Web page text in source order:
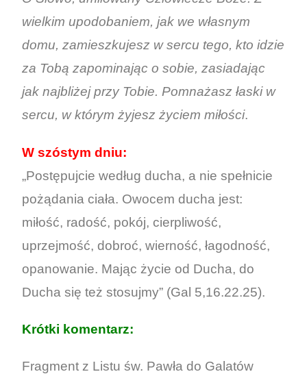
wielkim upodobaniem, jak we własnym
domu, zamieszkujesz w sercu tego, kto idzie
za Tobą zapominając o sobie, zasiadając
jak najbliżej przy Tobie. Pomnażasz łaski w
sercu, w którym żyjesz życiem miłości.
W szóstym dniu:
„Postępujcie według ducha, a nie spełnicie
pożądania ciała. Owocem ducha jest:
miłość, radość, pokój, cierpliwość,
uprzejmość, dobroć, wierność, łagodność,
opanowanie. Mając życie od Ducha, do
Ducha się też stosujmy” (Gal 5,16.22.25).
Krótki komentarz:
Fragment z Listu św. Pawła do Galatów